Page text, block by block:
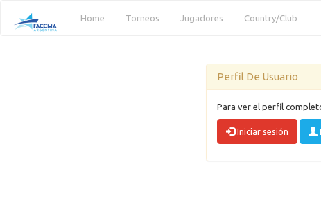
Home (current)Torneos Jugadores Country/Club
Perfil De Usuario
Para ver el perfil
Iniciar sesión